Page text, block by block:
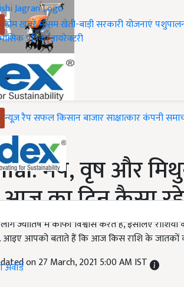
होमख़बरेंमौसमखेती-बाड़ीसरकारी योजनाएं
मासिक पत्रिकाडायरेक्टरी
न्यूज़ रैपसफल किसानबाजारसाक्षात्कारकंपनी
मेष, वृष और
आज का दिन कैसा
में काफी विश्वास करते हैं, इसलिए राशियों
आइए आपको बताते हैं कि आज किस राशि के जातकों
on 27 March, 2021 5:00 AM IST